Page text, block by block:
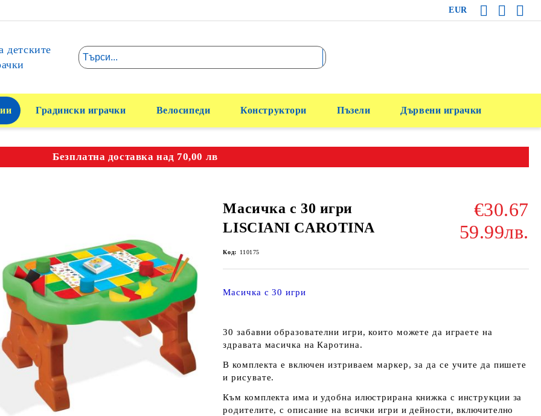
EUR
детските
Градински играчки Велосипеди Конструктори Пъзели Дървени играчки
Безплатна доставка над 70,00 лв
Масичка с 30 игри
LISCIANI CAROTINA
€30.67
59.99лв.
Код: 110175
Масичка с 30 игри
30 забавни образователни игри, които можете да играете на
здравата масичка на Каротина.
В комплекта е включен изтриваем маркер, за да се учите да пишете
и рисувате.
Към комплекта има и удобна илюстрирана книжка с инструкции за
родителите, с описание на всички игри и дейности, включително